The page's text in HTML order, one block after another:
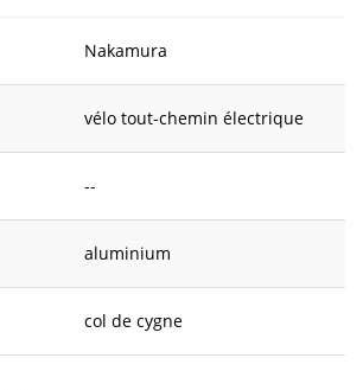
Nakamura
vélo tout-chemin électrique
--
aluminium
col de cygne